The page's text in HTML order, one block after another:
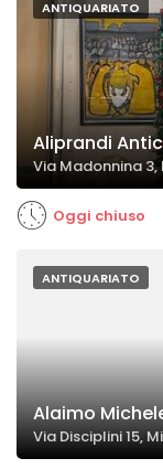
ANTIQUARIATO
Aliprandi
Via Madonnina 3,
Oggi chiuso
ANTIQUARIATO
Alaimo
Via Disciplini 15,